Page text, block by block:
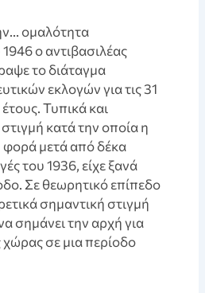
ομαλότητα
ο αντιβασιλέας
το διάταγμα
εκλογών για τις 31
Τυπικά και
κατά την οποία η
μετά από δέκα
του 1936, είχε ξανά
Σε θεωρητικό επίπεδο
σημαντική στιγμή
σημάνει την αρχή για
σε μια περίοδο